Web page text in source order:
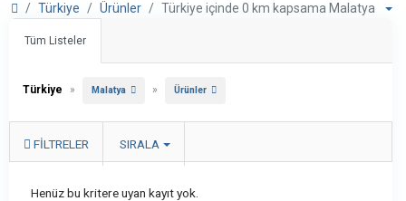
Türkiye Ürünler Türkiye içinde 0 km kapsama Malatya
Tüm Listeler
Türkiye » Malatya » Ürünler
FILTRELER SIRALA
Henüz bu kritere uyan kayıt yok.